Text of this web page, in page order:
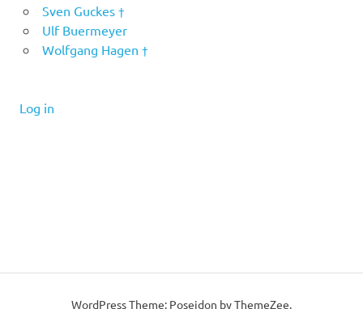
Sven Guckes †
Ulf Buermeyer
Wolfgang Hagen †
Log in
WordPress Theme: Poseidon by ThemeZee.